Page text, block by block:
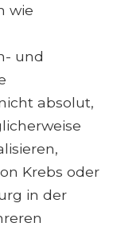
wie
und
absolut,
Krebs oder
in der